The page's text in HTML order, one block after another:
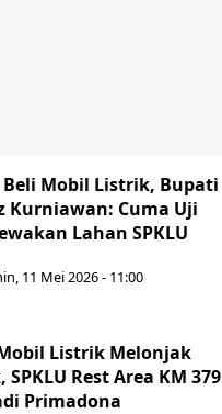
Mobil Listrik, Bupati
Kurniawan: Cuma Uji
Lahan SPKLU
11 Mei 2026 - 11:00
Listrik Melonjak
Rest Area KM 379
Primadona